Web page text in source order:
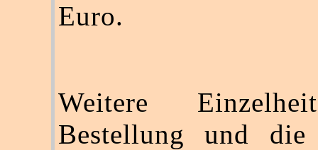
Euro.
Weitere
Bestellung und die